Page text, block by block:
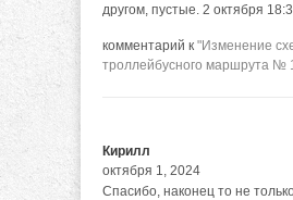
другом, пустые. 2 октября
комментарий к "Изменение
троллейбусного маршрута №
Кирилл
октября 1, 2024
Спасибо, наконец то не